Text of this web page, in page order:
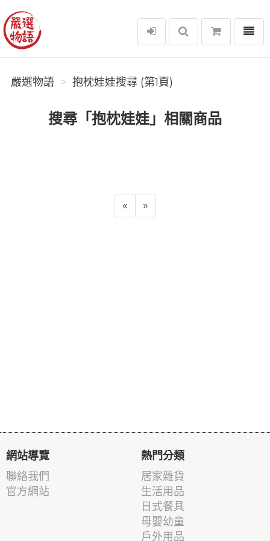
嚴選物語
選單
嚴選物語 抱枕娃娃搜尋 (第1頁)
搜尋「抱枕娃娃」相關商品
« »
網站導覽
聯絡我們
官方網站
熱門分類
居家雜貨
生活用品
日式餐具
母嬰幼童
戶外用品